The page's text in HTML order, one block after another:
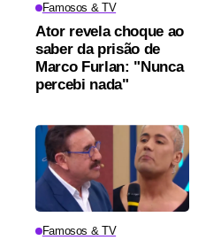
Famosos & TV
Ator revela choque ao
saber da prisão de
Marco Furlan: "Nunca
percebi nada"
Famosos & TV